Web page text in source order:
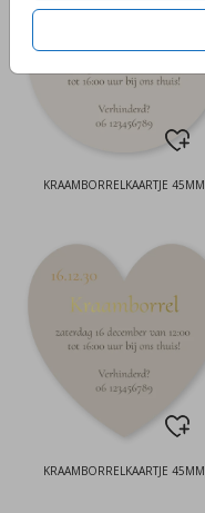
KRAAMBORRELKAARTJE 45MM
KRAAMBORRELKAARTJE 45MM